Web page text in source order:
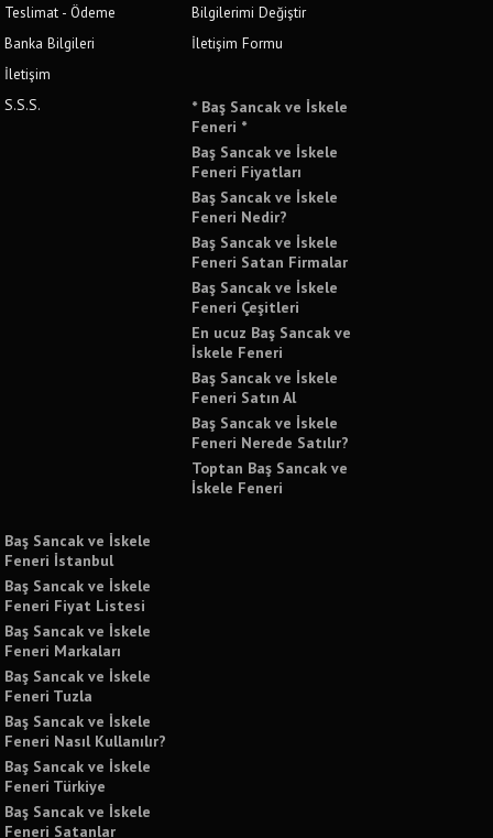
Teslimat - Ödeme
Banka Bilgileri
İletişim
S.S.S.
Bilgilerimi Değiştir
İletişim Formu
* Baş Sancak ve İskele
Feneri *
Baş Sancak ve İskele
Feneri Fiyatları
Baş Sancak ve İskele
Feneri Nedir?
Baş Sancak ve İskele
Feneri Satan Firmalar
Baş Sancak ve İskele
Feneri Çeşitleri
En ucuz Baş Sancak ve
İskele Feneri
Baş Sancak ve İskele
Feneri Satın Al
Baş Sancak ve İskele
Feneri Nerede Satılır?
Toptan Baş Sancak ve
İskele Feneri
Baş Sancak ve İskele
Feneri İstanbul
Baş Sancak ve İskele
Feneri Fiyat Listesi
Baş Sancak ve İskele
Feneri Markaları
Baş Sancak ve İskele
Feneri Tuzla
Baş Sancak ve İskele
Feneri Nasıl Kullanılır?
Baş Sancak ve İskele
Feneri Türkiye
Baş Sancak ve İskele
Feneri Satanlar